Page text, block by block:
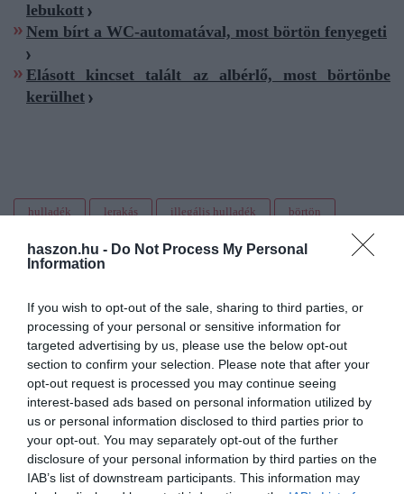
haszon.hu - Do Not Process My Personal
Information
If you wish to opt-out of the sale, sharing to third parties, or
processing of your personal or sensitive information for
targeted advertising by us, please use the below opt-out
section to confirm your selection. Please note that after your
opt-out request is processed you may continue seeing
interest-based ads based on personal information utilized by
us or personal information disclosed to third parties prior to
your opt-out. You may separately opt-out of the further
disclosure of your personal information by third parties on the
IAB’s list of downstream participants. This information may
lebukott
Nem bírt a WC-automatával, most börtön fenyegeti
Elásott kincset talált az albérlő, most börtönbe
kerülhet
hulladék lerakás illegális hulladék börtön
lebukás